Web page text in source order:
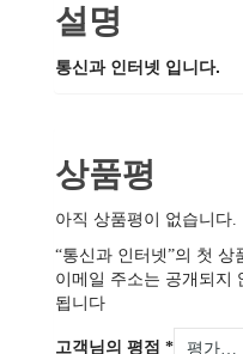
설명
통신과 인터넷 입니다.
상품평
아직 상품평이 없습니다.
“통신과 인터넷”의 첫 상
이메일 주소는 공개되지
됩니다
고객님의 평점 *